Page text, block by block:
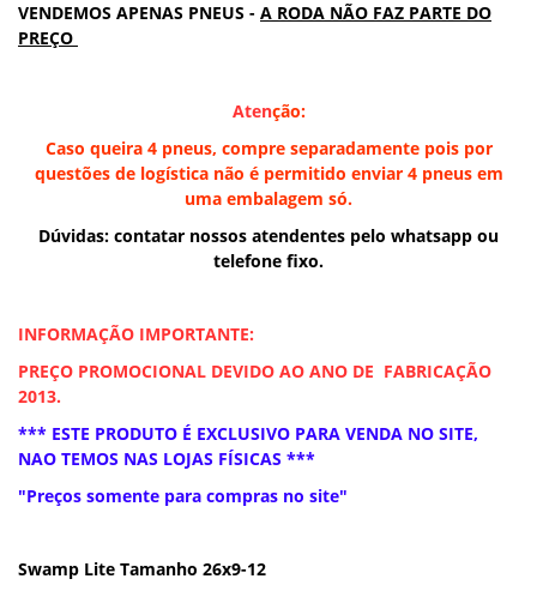
VENDEMOS APENAS PNEUS - A RODA NÃO FAZ PARTE DO
PREÇO
Atenção:
Caso queira 4 pneus, compre separadamente pois por
questões de logística não é permitido enviar 4 pneus em
uma embalagem só.
Dúvidas: contatar nossos atendentes pelo whatsapp ou
telefone fixo.
INFORMAÇÃO IMPORTANTE:
PREÇO PROMOCIONAL DEVIDO AO ANO DE FABRICAÇÃO
2013.
*** ESTE PRODUTO É EXCLUSIVO PARA VENDA NO SITE,
NAO TEMOS NAS LOJAS FÍSICAS ***
"Preços somente para compras no site"
Swamp Lite Tamanho 26x9-12